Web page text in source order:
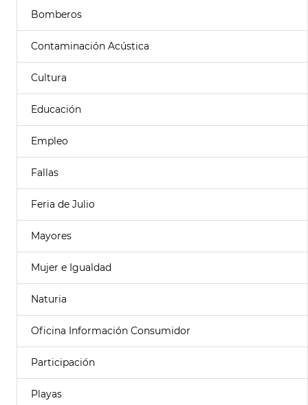
Bomberos
Contaminación Acústica
Cultura
Educación
Empleo
Fallas
Feria de Julio
Mayores
Mujer e Igualdad
Naturia
Oficina Información Consumidor
Participación
Playas